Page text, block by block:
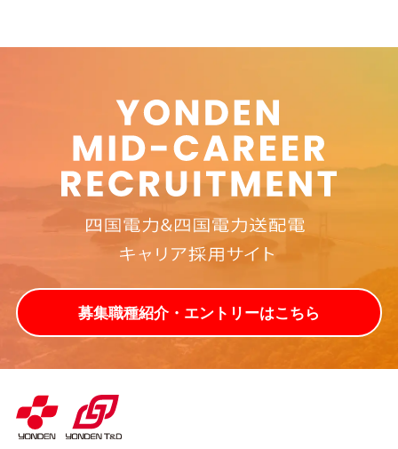
募集職種紹介・エントリーはこちら